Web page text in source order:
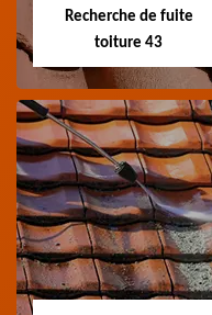
nettoyage de tuile 43
Haute-Loire
Recherche de fuite
toiture 43
Recherche de fuite
toiture 43
Entreprise recherche
fuite de toiture 43